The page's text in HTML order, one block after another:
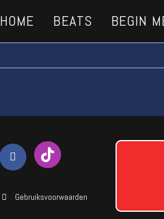
HOME BEATS BEGIN
Gebruiksvoorwaarden